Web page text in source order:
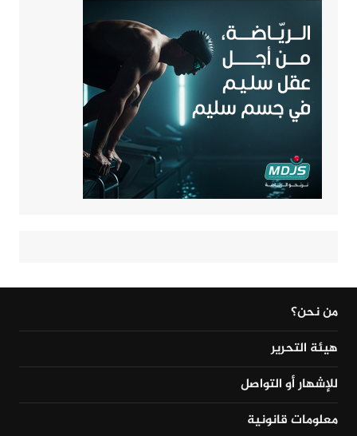
من نحن؟
هيئة التحرير
للإشهار أو التواصل
معلومات قانونية